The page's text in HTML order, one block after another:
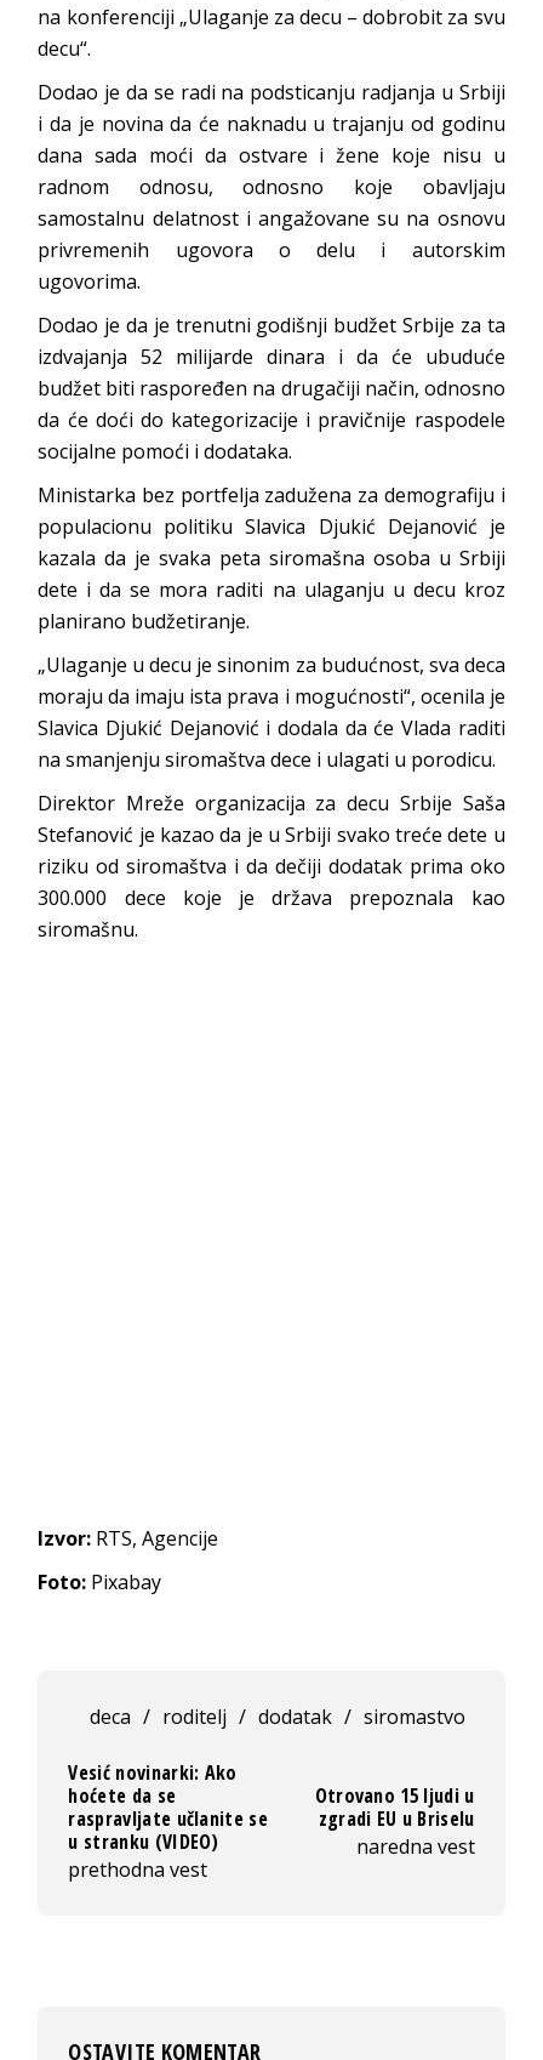
na konferenciji „Ulaganje za decu – dobrobit za svu
decu“.
Dodao je da se radi na podsticanju radjanja u Srbiji
i da je novina da će naknadu u trajanju od godinu
dana sada moći da ostvare i žene koje nisu u
radnom odnosu, odnosno koje obavljaju
samostalnu delatnost i angažovane su na osnovu
privremenih ugovora o delu i autorskim
ugovorima.
Dodao je da je trenutni godišnji budžet Srbije za ta
izdvajanja 52 milijarde dinara i da će ubuduće
budžet biti raspoređen na drugačiji način, odnosno
da će doći do kategorizacije i pravičnije raspodele
socijalne pomoći i dodataka.
Ministarka bez portfelja zadužena za demografiju i
populacionu politiku Slavica Djukić Dejanović je
kazala da je svaka peta siromašna osoba u Srbiji
dete i da se mora raditi na ulaganju u decu kroz
planirano budžetiranje.
„Ulaganje u decu je sinonim za budućnost, sva deca
moraju da imaju ista prava i mogućnosti“, ocenila je
Slavica Djukić Dejanović i dodala da će Vlada raditi
na smanjenju siromaštva dece i ulagati u porodicu.
Direktor Mreže organizacija za decu Srbije Saša
Stefanović je kazao da je u Srbiji svako treće dete u
riziku od siromaštva i da dečiji dodatak prima oko
300.000 dece koje je država prepoznala kao
siromašnu.
Izvor: RTS, Agencije
Foto: Pixabay
deca / roditelj / dodatak / siromastvo
Vesić novinarki: Ako
hoćete da se
raspravljate učlanite se
u stranku (VIDEO)
prethodna vest
Otrovano 15 ljudi u
zgradi EU u Briselu
naredna vest
OSTAVITE KOMENTAR